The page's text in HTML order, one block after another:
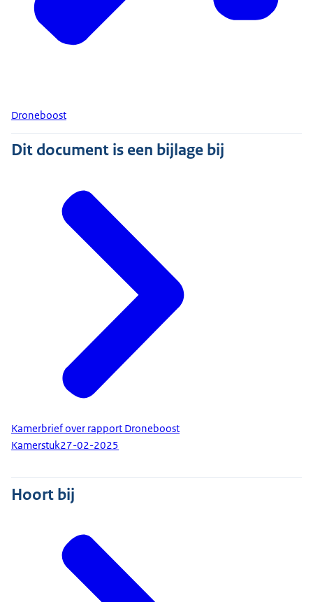
Droneboost
Dit document is een bijlage bij
Kamerbrief over rapport Droneboost
Kamerstuk27-02-2025
Hoort bij